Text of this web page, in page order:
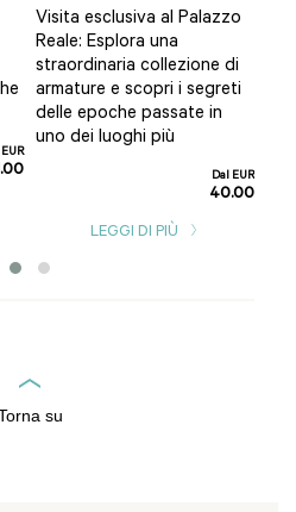
Visita esclusiva al Palazzo
Reale: Esplora una
straordinaria collezione di
armature e scopri i segreti
delle epoche passate in
uno dei luoghi più
Dal EUR
40.00
LEGGI DI PIÙ
su